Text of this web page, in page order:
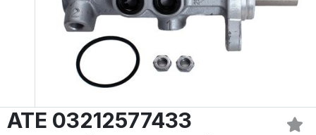
ATE 03212577433